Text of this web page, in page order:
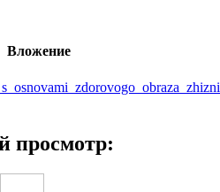
Вложение
просмотр: